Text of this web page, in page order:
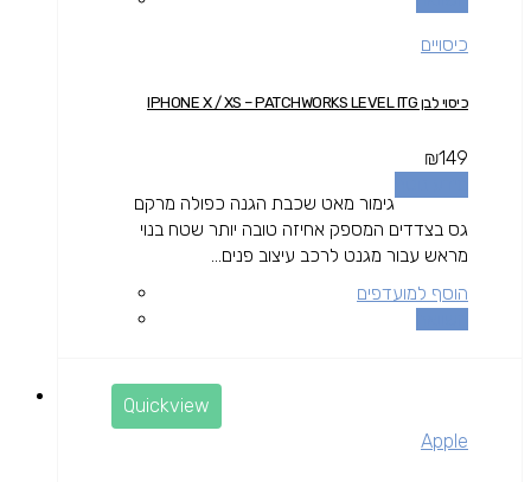
כיסויים
כיסוי לבן IPHONE X / XS – PATCHWORKS LEVEL ITG
₪149
גימור מאט שכבת הגנה כפולה מרקם
גס בצדדים המספק אחיזה טובה יותר שטח בנוי
מראש עבור מגנט לרכב עיצוב פנים...
הוסף למועדפים
Quickview
Apple